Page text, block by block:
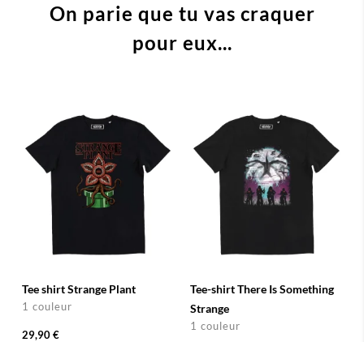
On parie que tu vas craquer
pour eux...
Tee shirt Strange Plant
1 couleur
29,90 €
Tee-shirt There Is Something
Strange
1 couleur